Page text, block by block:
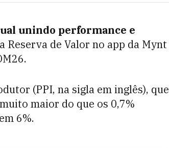
unindo performance e
Reserva de Valor no app da Mynt
(PPI, na sigla em inglês), que
maior do que os 0,7%
6%.